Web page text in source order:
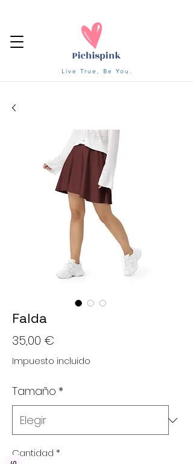
Live True, Be You.
Falda
35,00 €
Impuesto incluido
Tamaño *
Cantidad *